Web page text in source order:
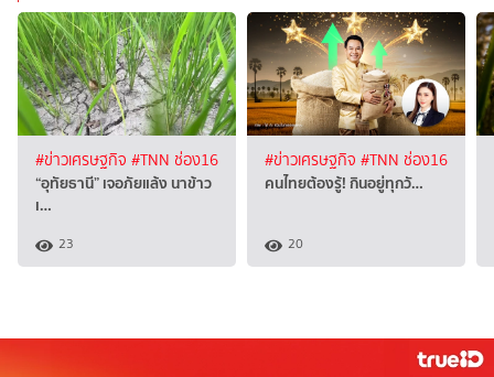
#ข่าวเศรษฐกิจ #TNN ช่อง16
“อุทัยธานี” เจอภัยแล้ง นาข้าว
เ…
23
#ข่าวเศรษฐกิจ #TNN ช่อง16
คนไทยต้องรู้! กินอยู่ทุกวั…
20